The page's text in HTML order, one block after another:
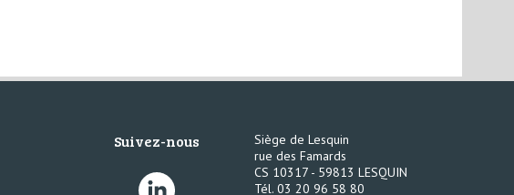
Suivez-nous
Siège de Lesquin
rue des Famards
CS 10317 - 59813 LESQUIN
Tél. 03 20 96 58 80